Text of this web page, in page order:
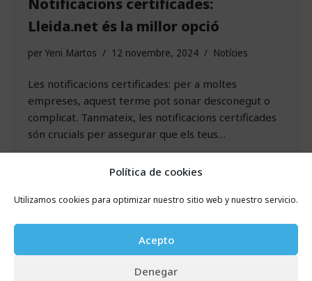
Política de cookies
Utilizamos cookies para optimizar nuestro sitio web y nuestro servicio.
Acepto
Denegar
Lleida.net és la millor opció
per Yeni Martos 12 novembre, 2024 Notícies
Les notificacions certificades: per a moltes
empreses, aquest terme pot sonar desconegut o
complicat. Tanmateix, les notificacions certificades
són crucials per assegurar que els teus…